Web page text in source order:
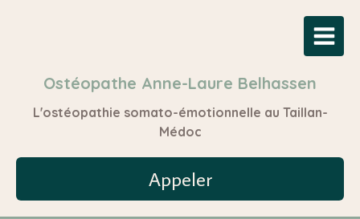
Ostéopathe Anne-Laure Belhassen
L'ostéopathie somato-émotionnelle au Taillan-
Médoc
Appeler